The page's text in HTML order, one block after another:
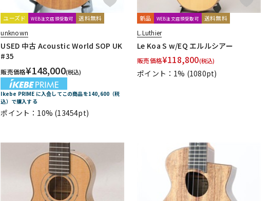
ユーズド WEB注文店頭受取可 送料無料
unknown
USED 中古 Acoustic World SOP UK
#35
販売価格¥148,000(税込)
Ikebe PRIME に入会してこの商品を140,600（税
込）で購入する
ポイント：10% (13454pt)
新品 WEB注文店頭受取可 送料無料
L.Luthier
Le Koa S w/EQ エルルシアー
販売価格¥118,800(税込)
ポイント：1% (1080pt)